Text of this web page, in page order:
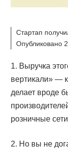
Стартап
Опубликовано
1. Выручка
вертикали» —
делает вроде
розничные
2. Но вы не